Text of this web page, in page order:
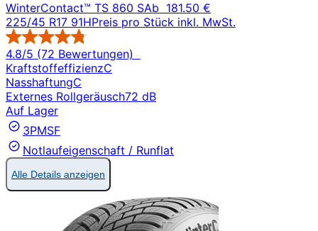
WinterContact™ TS 860 SAb 181.50 €
225/45 R17 91HPreis pro Stück inkl. MwSt.
4.8/5 (72 Bewertungen)
KraftstoffeffizienzC
NasshaftungC
Externes Rollgeräusch72 dB
Auf Lager
3PMSF
Notlaufeigenschaft / Runflat
Alle Details anzeigen